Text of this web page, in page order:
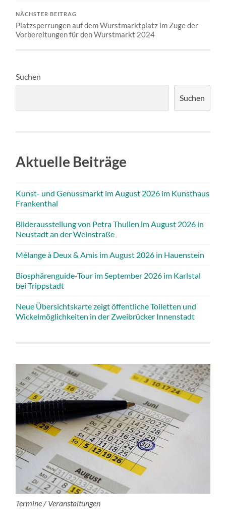
NÄCHSTER BEITRAG
Platzsperrungen auf dem Wurstmarktplatz im Zuge der
Vorbereitungen für den Wurstmarkt 2024
Suchen
Suchen
Aktuelle Beiträge
Kunst- und Genussmarkt im August 2026 im Kunsthaus
Frankenthal
Bilderausstellung von Petra Thullen im August 2026 in
Neustadt an der Weinstraße
Mélange à Deux & Amis im August 2026 in Hauenstein
Biosphärenguide-Tour im September 2026 im Karlstal
bei Trippstadt
Neue Übersichtskarte zeigt öffentliche Toiletten und
Wickelmöglichkeiten in der Zweibrücker Innenstadt
Termine / Veranstaltungen